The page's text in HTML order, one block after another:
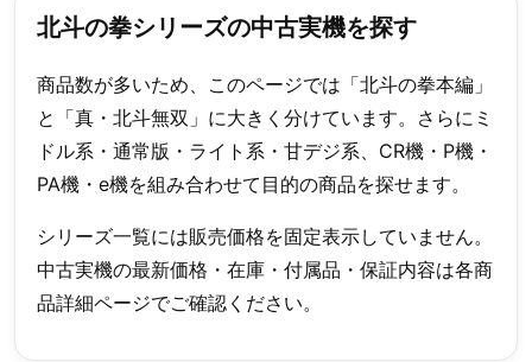
北斗の拳シリーズの中古実機を探す
商品数が多いため、このページでは「北斗の拳本編」
と「真・北斗無双」に大きく分けています。さらにミ
ドル系・通常版・ライト系・甘デジ系、CR機・P機・
PA機・e機を組み合わせて目的の商品を探せます。
シリーズ一覧には販売価格を固定表示していません。
中古実機の最新価格・在庫・付属品・保証内容は各商
品詳細ページでご確認ください。